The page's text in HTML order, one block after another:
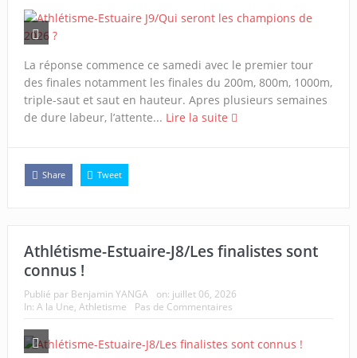
La réponse commence ce samedi avec le premier tour
des finales notamment les finales du 200m, 800m, 1000m,
triple-saut et saut en hauteur. Apres plusieurs semaines
de dure labeur, l’attente... Lire la suite
Share Tweet
Athlétisme-Estuaire-J8/Les finalistes sont
connus !
Publié par Benjamin YANGA on: juillet 06, 2026
In: A la Une, Athletisme Pas de Commentaires